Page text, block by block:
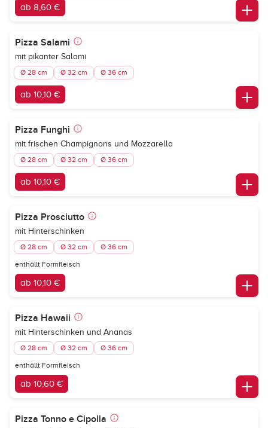
ab 8,60 €
Pizza Salami
mit pikanter Salami
Ø 28 cm Ø 32 cm Ø 36 cm
ab 10,10 €
Pizza Funghi
mit frischen Champignons und Mozzarella
Ø 28 cm Ø 32 cm Ø 36 cm
ab 10,10 €
Pizza Prosciutto
mit Hinterschinken
Ø 28 cm Ø 32 cm Ø 36 cm
enthällt Formfleisch
ab 10,10 €
Pizza Hawaii
mit Hinterschinken und Ananas
Ø 28 cm Ø 32 cm Ø 36 cm
enthällt Formfleisch
ab 10,60 €
Pizza Tonno e Cipolla